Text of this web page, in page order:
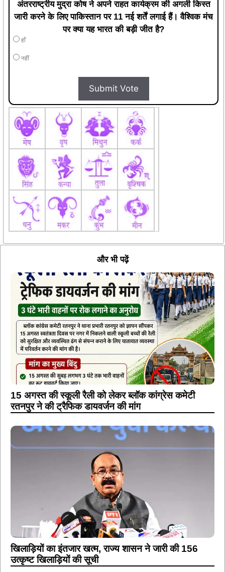
अंतरराष्ट्रीय मुद्रा कोष ने अपने राहत कार्यक्रम की अगली किस्त
जारी करने के लिए पाकिस्तान पर 11 नई शर्तें लगाई हैं। वैश्विक मंच
पर क्या यह भारत की बड़ी जीत है?
हाँ
नहीं
Submit Vote
और भी पढ़ें
15 अगस्त की स्कूली रैली को लेकर ब्लॉक कांग्रेस कमेटी
रतनपुर ने की ट्रैफिक डायवर्जन की मांग
खिलाड़ियों का इंतजार खत्म, राज्य शासन ने जारी की 156
उत्कृष्ट खिलाड़ियों की सूची